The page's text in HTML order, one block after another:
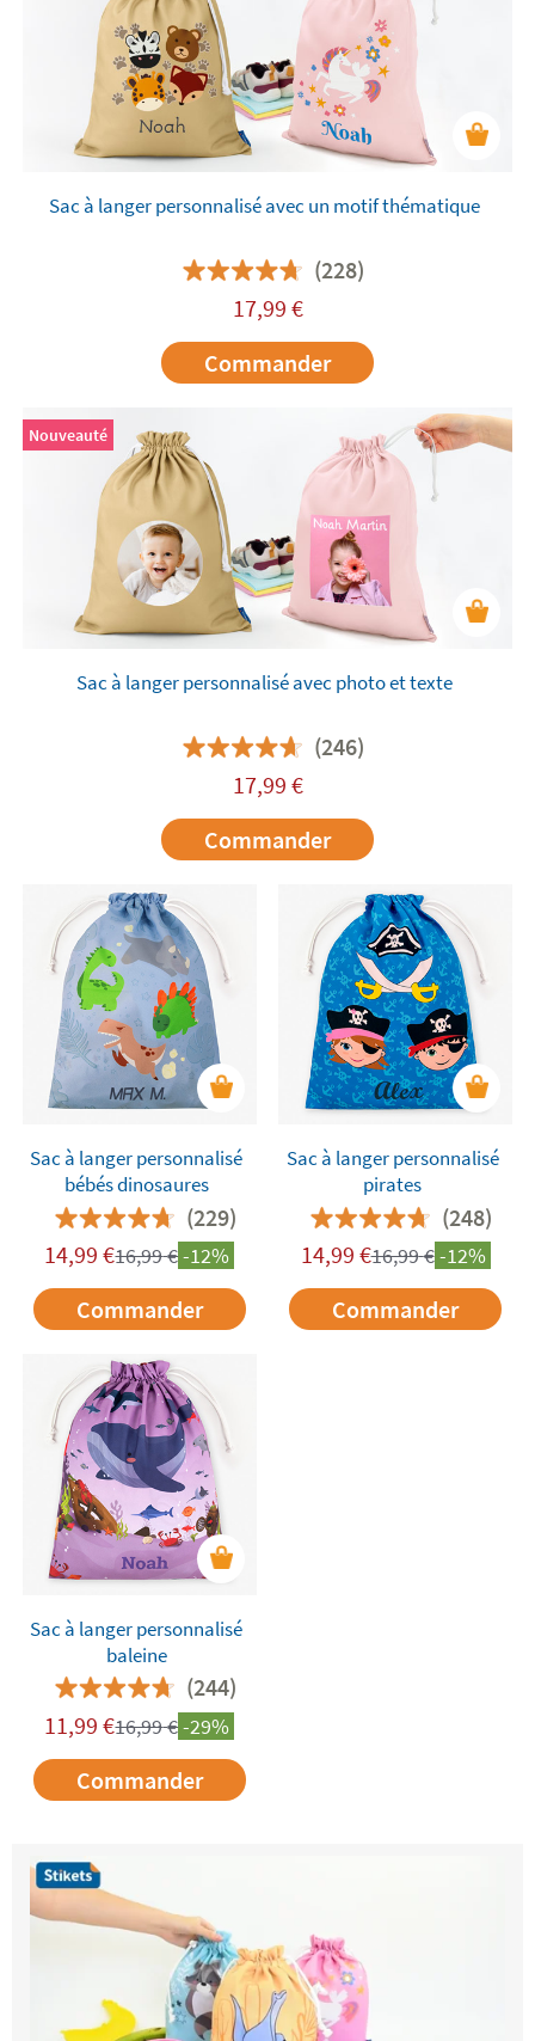
Sac à langer personnalisé avec un motif thématique
(228)
17,99 €
Commander
Nouveauté
Sac à langer personnalisé avec photo et texte
(246)
17,99 €
Commander
Sac à langer personnalisé
bébés dinosaures
(229)
14,99 €16,99€-12%
Commander
Sac à langer personnalisé
pirates
(248)
14,99 €16,99€-12%
Commander
Sac à langer personnalisé
baleine
(244)
11,99 €16,99€-29%
Commander